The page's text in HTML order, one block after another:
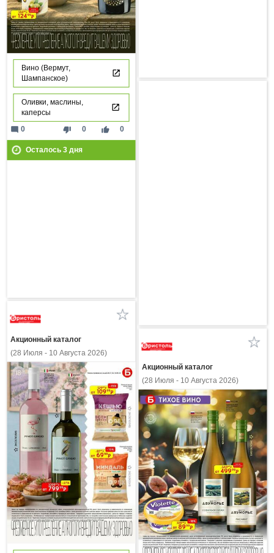
Вино (Вермут,
Шампанское)
Оливки, маслины,
каперсы
thumb_down 0 thumb_up 0
mode_comment 0
Осталось 3дня
Акционный каталог
(28 Июля - 10 Августа 2026)
Акционный каталог
(28 Июля - 10 Августа 2026)